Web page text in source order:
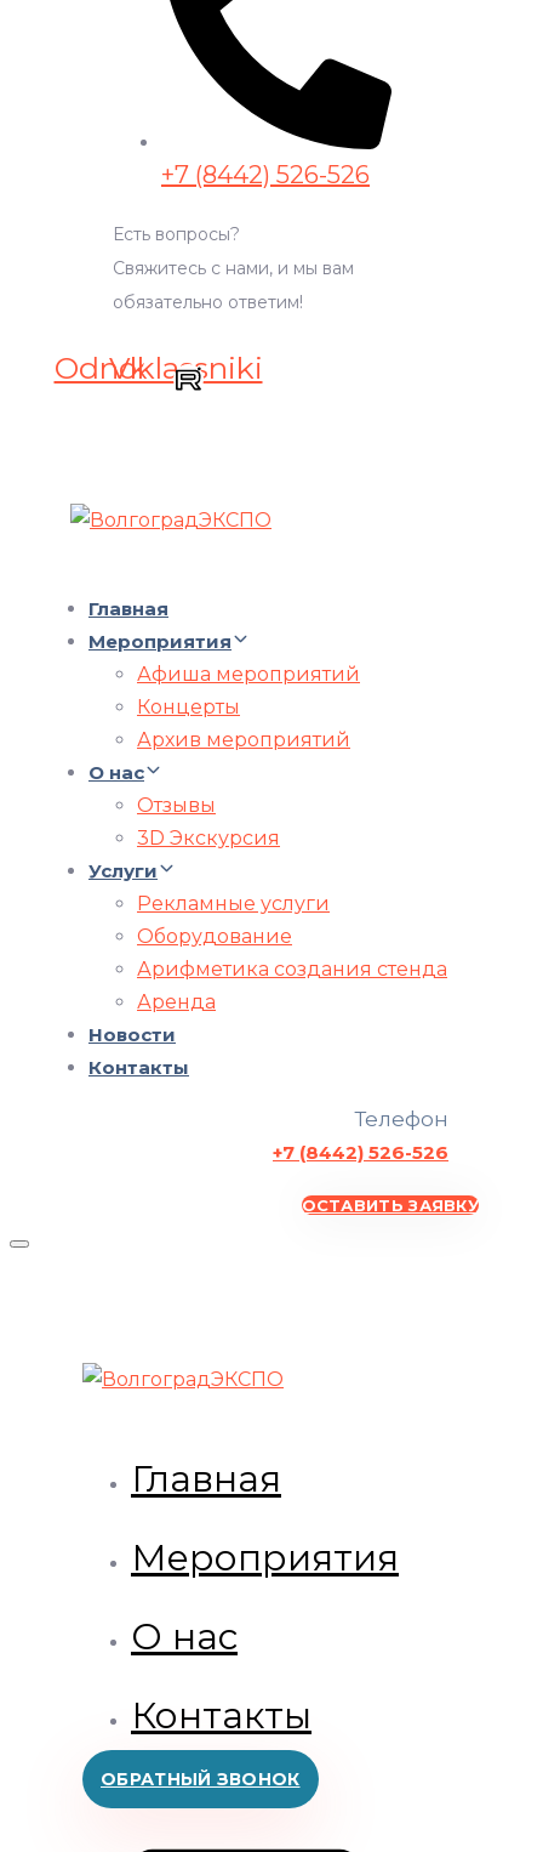
+7 (8442) 526-526
Есть вопросы?
Свяжитесь с нами, и мы вам
обязательно ответим!
Vk
Odnoklassniki
Главная
Мероприятия
Афиша мероприятий
Концерты
Архив мероприятий
О нас
Отзывы
3D Экскурсия
Услуги
Рекламные услуги
Оборудование
Арифметика создания стенда
Аренда
Новости
Контакты
Телефон
+7 (8442) 526-526
ОСТАВИТЬ ЗАЯВКУ
Главная
Мероприятия
О нас
Контакты
ОБРАТНЫЙ ЗВОНОК